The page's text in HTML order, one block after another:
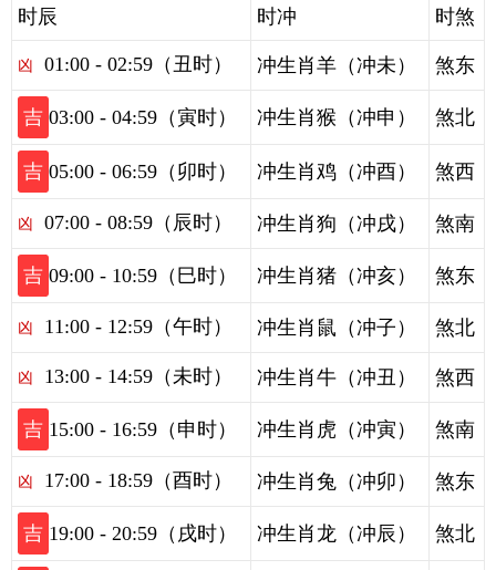
时辰 时冲 时煞
凶 01:00 - 02:59（丑时） 冲生肖羊（冲未） 煞东
吉 03:00 - 04:59（寅时） 冲生肖猴（冲申） 煞北
吉 05:00 - 06:59（卯时） 冲生肖鸡（冲酉） 煞西
凶 07:00 - 08:59（辰时） 冲生肖狗（冲戌） 煞南
吉 09:00 - 10:59（巳时） 冲生肖猪（冲亥） 煞东
凶 11:00 - 12:59（午时） 冲生肖鼠（冲子） 煞北
凶 13:00 - 14:59（未时） 冲生肖牛（冲丑） 煞西
吉 15:00 - 16:59（申时） 冲生肖虎（冲寅） 煞南
凶 17:00 - 18:59（酉时） 冲生肖兔（冲卯） 煞东
吉 19:00 - 20:59（戌时） 冲生肖龙（冲辰） 煞北